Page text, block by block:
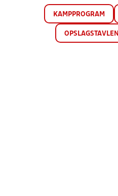
KAMPPROGRAM
OPSLAGSTAVLEN